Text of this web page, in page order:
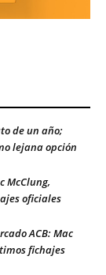
de un año;
lejana opción
McClung,
oficiales
ACB: Mac
fichajes